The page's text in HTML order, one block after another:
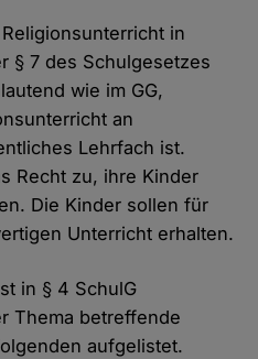
in
§ 7 des Schulgesetzes
wie im GG,
an
Lehrfach ist.
Recht zu, ihre Kinder
Die Kinder sollen für
Unterricht erhalten.
in § 4 SchulG
Thema betreffende
aufgelistet.